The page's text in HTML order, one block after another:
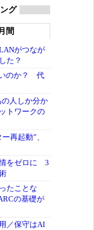
グ
間
がつなが
た？
いのか？ 代
人しか分か
トワークの
再起動”、
情をゼロに 3
たことな
の基礎が
／保守はAI